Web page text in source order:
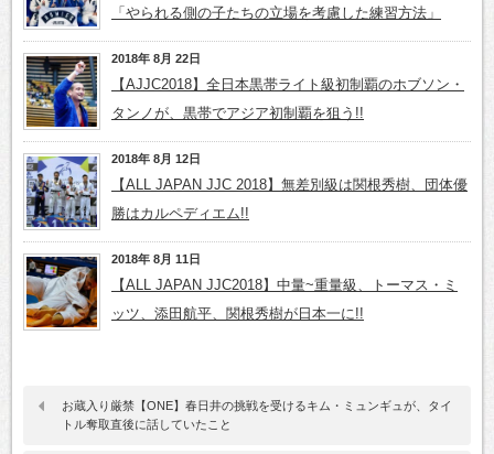
「やられる側の子たちの立場を考慮した練習方法」
2018年 8月 22日
【AJJC2018】全日本黒帯ライト級初制覇のホブソン・
タンノが、黒帯でアジア初制覇を狙う!!
2018年 8月 12日
【ALL JAPAN JJC 2018】無差別級は関根秀樹、団体優
勝はカルペディエム!!
2018年 8月 11日
【ALL JAPAN JJC2018】中量~重量級、トーマス・ミ
ッツ、添田航平、関根秀樹が日本一に!!
お蔵入り厳禁【ONE】春日井の挑戦を受けるキム・ミュンギュが、タイ
トル奪取直後に話していたこと